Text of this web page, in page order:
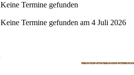
Keine Termine gefunden
Keine Termine gefunden am 4 Juli 2026